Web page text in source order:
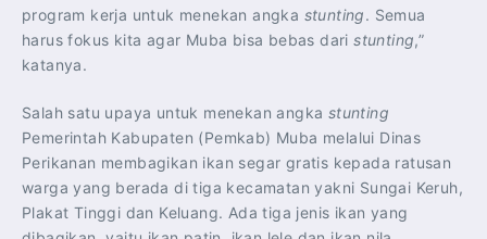
program kerja untuk menekan angka stunting. Semua
harus fokus kita agar Muba bisa bebas daristunting,”
katanya.
Salah satu upaya untuk menekan angka stunting
Pemerintah Kabupaten (Pemkab) Muba melalui Dinas
Perikanan membagikan ikan segar gratis kepada ratusan
warga yang berada di tiga kecamatan yakni Sungai Keruh,
Plakat Tinggi dan Keluang. Ada tiga jenis ikan yang